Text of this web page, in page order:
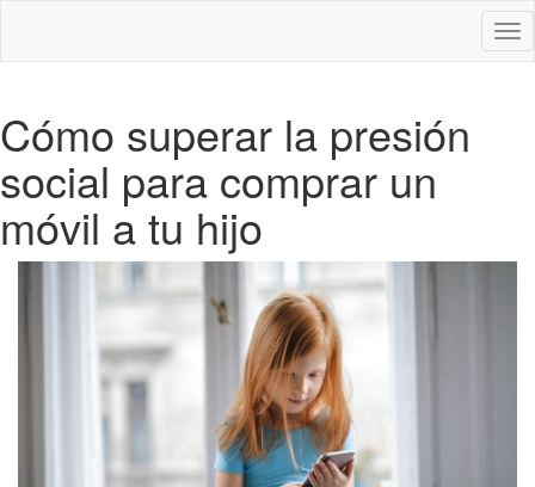
Cómo superar la presión
social para comprar un
móvil a tu hijo